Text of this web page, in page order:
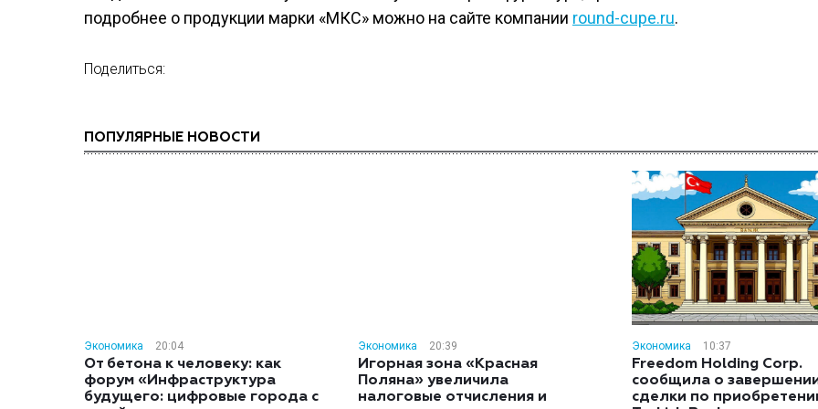
подробнее о продукции марки «МКС» можно на сайте компании round-cupe.ru.
Поделиться:
ПОПУЛЯРНЫЕ НОВОСТИ
Экономика 20:04
От бетона к человеку: как
форум «Инфраструктура
будущего: цифровые города с
Экономика 20:39
Игорная зона «Красная
Поляна» увеличила
налоговые отчисления и
Экономика 10:37
Freedom Holding Corp.
сообщила о
сделки по